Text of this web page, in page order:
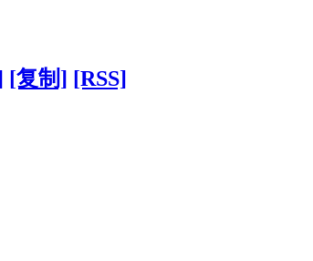
[复制] [RSS]